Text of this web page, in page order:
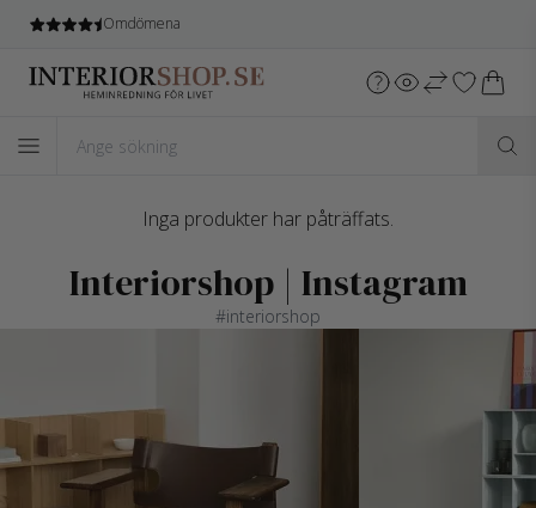
Omdömena
Inga produkter har påträffats.
Interiorshop | Instagram
#interiorshop